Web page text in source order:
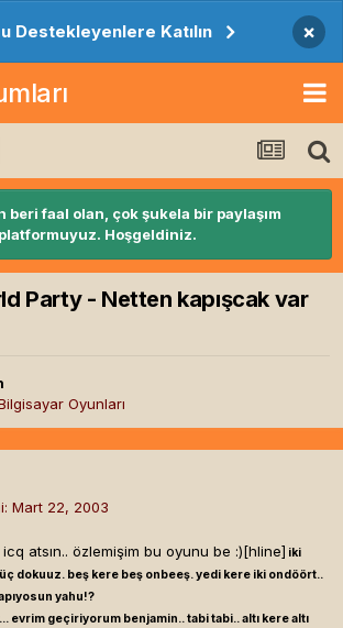
Destekleyenlere Katılın ×
faal olan, çok şukela bir paylaşım
platformuyuz. Hoşgeldiniz.
Party - Netten kapışcak var
Oyunları
Mart 22, 2003
atsın.. özlemişim bu oyunu be :)[hline] iki
dokuuz. beş kere beş onbeeş. yedi kere iki ondöört..
yahu!?
evrim geçiriyorum benjamin.. tabi tabi.. altı kere altı